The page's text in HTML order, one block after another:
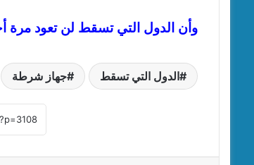
وأن الدول التي تسقط لن تعود مرة
الدول التي تسقط جهاز شرطة